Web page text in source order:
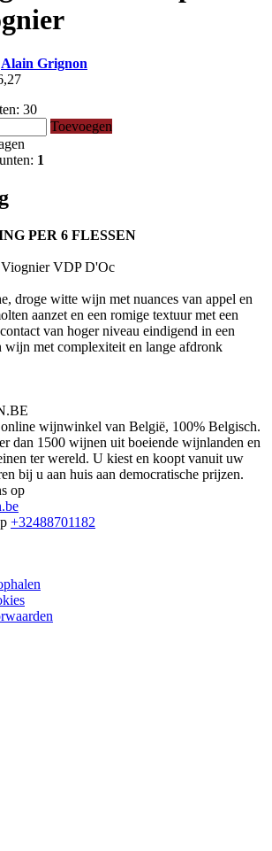
Alain Grignon
30
Toevoegen
1
PER 6 FLESSEN
VDP D'Oc
droge witte wijn met nuances van appel en
aanzet en een romige textuur met een
van hoger niveau eindigend in een
wijn met complexiteit en lange afdronk
wijnwinkel van België, 100% Belgisch.
dan 1500 wijnen uit boeiende wijnlanden en
ter wereld. U kiest en koopt vanuit uw
bij u aan huis aan democratische prijzen.
op
+32488701182